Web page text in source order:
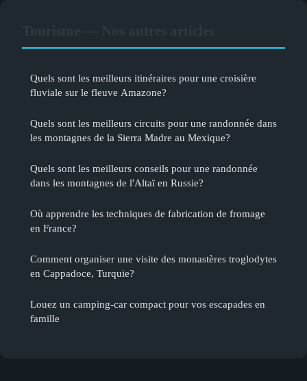
Quels sont les meilleurs itinéraires pour une croisière
fluviale sur le fleuve Amazone?
Quels sont les meilleurs circuits pour une randonnée dans
les montagnes de la Sierra Madre au Mexique?
Quels sont les meilleurs conseils pour une randonnée
dans les montagnes de l'Altaï en Russie?
Où apprendre les techniques de fabrication de fromage
en France?
Comment organiser une visite des monastères troglodytes
en Cappadoce, Turquie?
Louez un camping-car compact pour vos escapades en
famille